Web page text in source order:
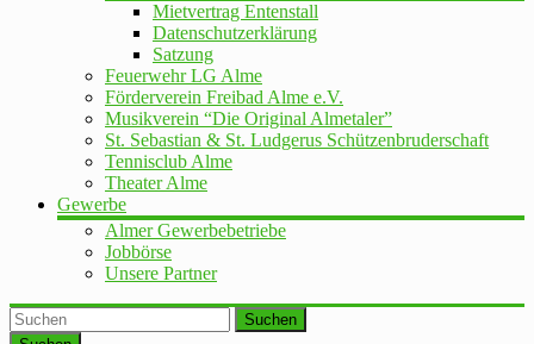
Mietvertrag Entenstall
Datenschutzerklärung
Satzung
Feuerwehr LG Alme
Förderverein Freibad Alme e.V.
Musikverein “Die Original Almetaler”
St. Sebastian & St. Ludgerus Schützenbruderschaft
Tennisclub Alme
Theater Alme
Gewerbe
Almer Gewerbebetriebe
Jobbörse
Unsere Partner
Suchen